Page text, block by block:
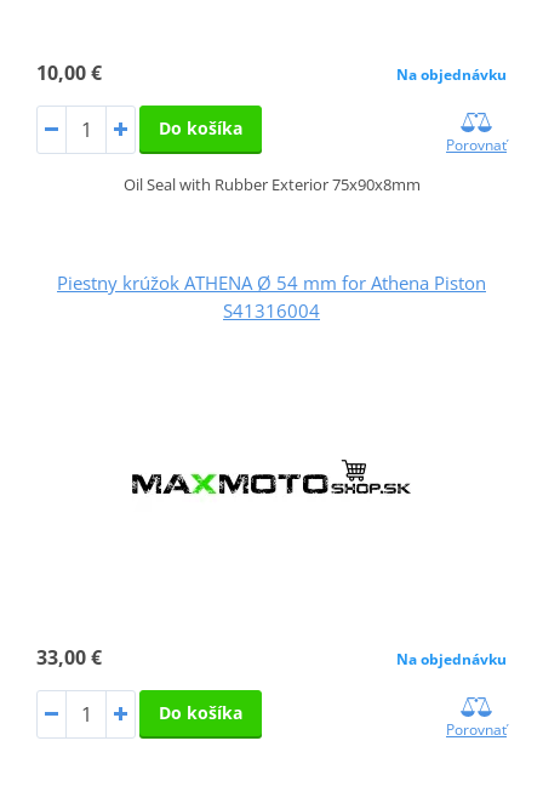
10,00 € Na objednávku
Do košíka
Porovnať
Oil Seal with Rubber Exterior 75x90x8mm
Piestny krúžok ATHENA Ø 54 mm for Athena Piston
S41316004
33,00 € Na objednávku
Do košíka
Porovnať